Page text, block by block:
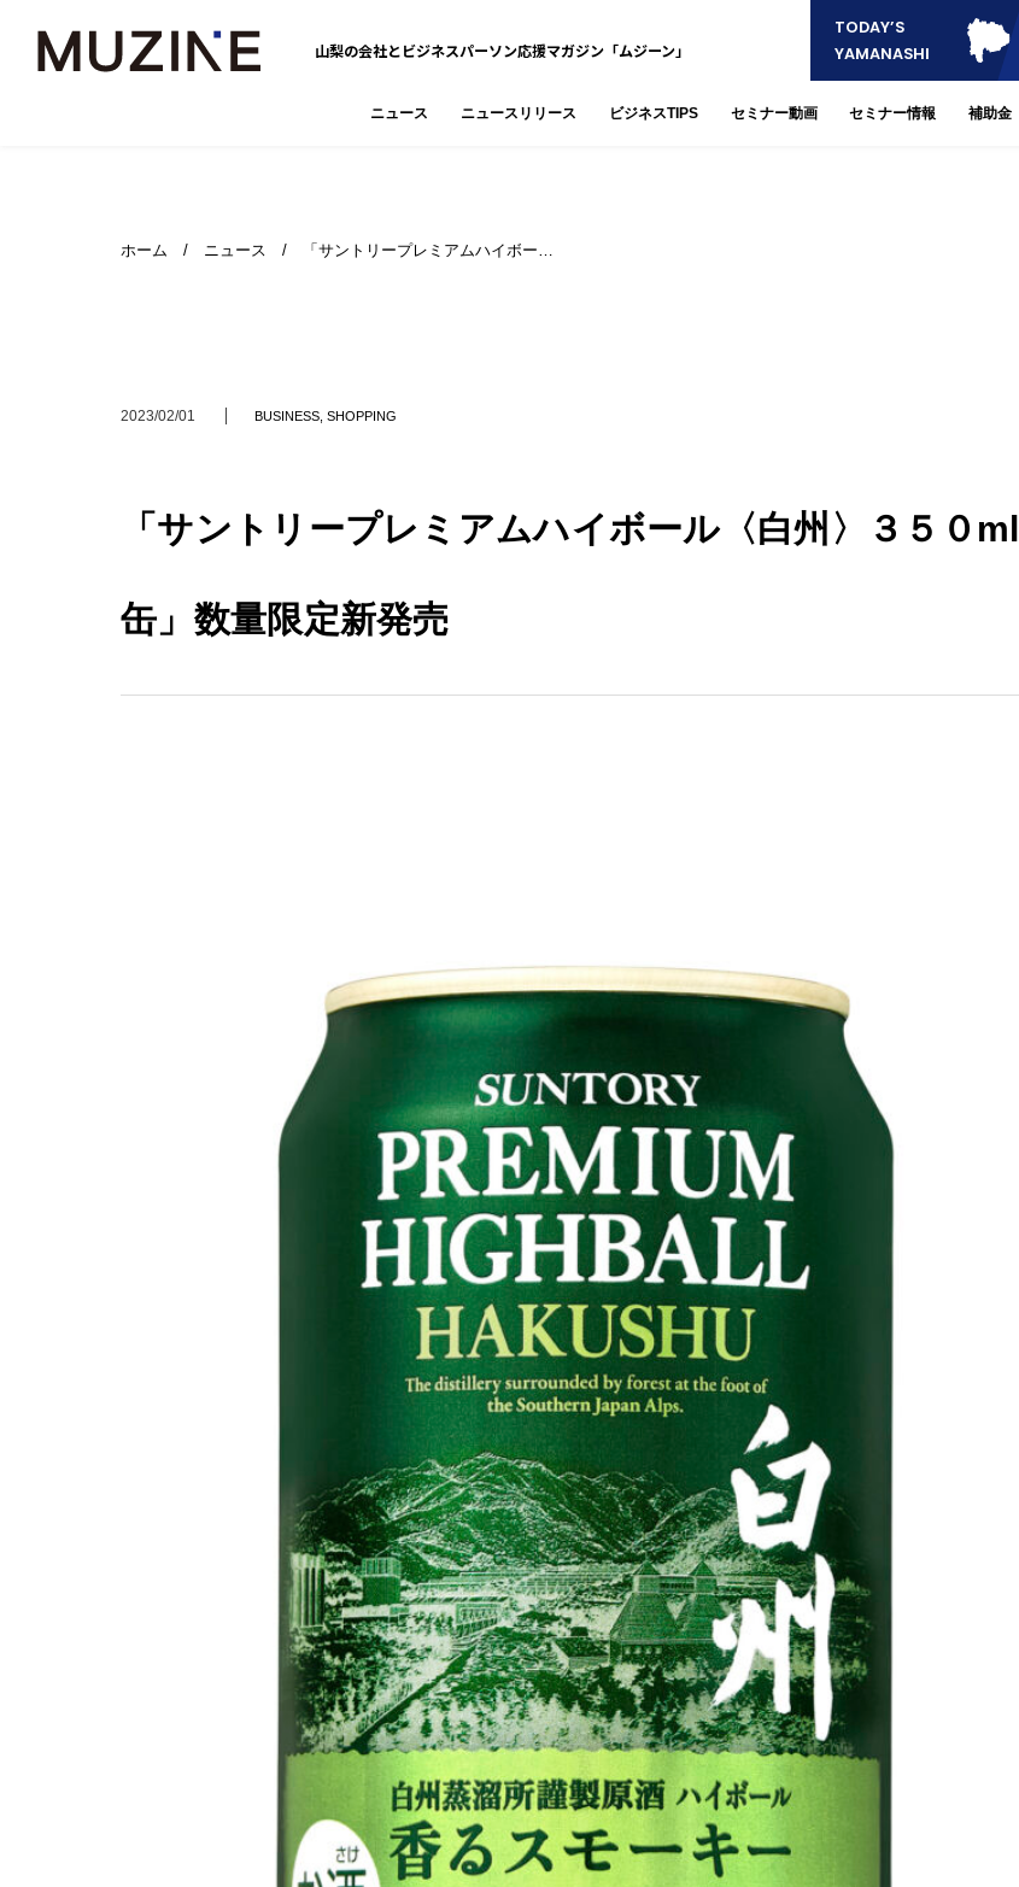
山梨の会社とビジネスパーソン応援マガジン「ムジーン」
TODAY’S
YAMANASHI
ニュース ニュースリリース ビジネスTIPS セミナー動画 セミナー情報 補助金
ホーム / ニュース / 「サントリープレミアムハイボー…
2023/02/01 BUSINESS SHOPPING
「サントリープレミアムハイボール〈白州〉３５０ml
缶」数量限定新発売